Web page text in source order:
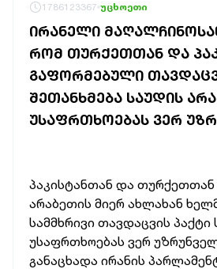
1786123367 უცხოეთი
ᲘᲠᲐᲜᲔᲚᲘ
ᲠᲝᲛ ᲗᲣᲠᲥᲔᲗᲗᲐᲜ ᲓᲐ
ᲒᲐᲤᲝᲠᲛᲔᲑᲣᲚᲘ
ᲨᲔᲗᲐᲜᲮᲛᲔᲑᲐ ᲡᲐᲣᲓᲘᲡ
ᲣᲡᲐᲤᲠᲗᲮᲝᲔᲑᲐᲡ ᲕᲔᲠ
პაკისტანთან და თურქეთთან
არაბეთის მიერ ახლახან
სამმხრივი თავდაცვის პაქტი
უსაფრთხოებას ვერ
განაცხადა ირანის